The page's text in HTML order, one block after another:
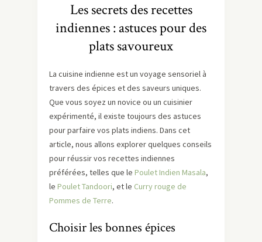
Les secrets des recettes
indiennes : astuces pour des
plats savoureux
La cuisine indienne est un voyage sensoriel à
travers des épices et des saveurs uniques.
Que vous soyez un novice ou un cuisinier
expérimenté, il existe toujours des astuces
pour parfaire vos plats indiens. Dans cet
article, nous allons explorer quelques conseils
pour réussir vos recettes indiennes
préférées, telles que le Poulet Indien Masala,
le Poulet Tandoori, et le Curry rouge de
Pommes de Terre.
Choisir les bonnes épices